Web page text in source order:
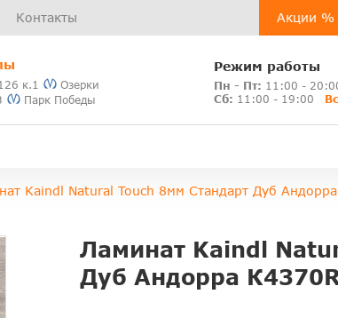
Контакты Акции %
к.1
Озерки
Парк Победы
Режим работы
Пн - Пт: 11:00 -
Сб: 11:00 - 19:00
Kaindl Natural Touch 8мм Стандарт Дуб
Ламинат Kaindl
Дуб Андорра